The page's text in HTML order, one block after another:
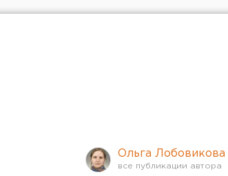
Ольга Лобовикова